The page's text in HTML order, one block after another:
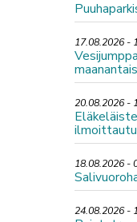
17.08.2026 -
20.08.2026 -
18.08.2026 -
24.08.2026 -